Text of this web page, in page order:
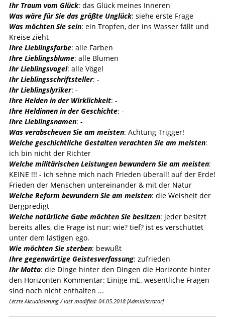
Ihr Traum vom Glück: das Glück meines Inneren
Was wäre für Sie das größte Unglück: siehe erste Frage
Was möchten Sie sein: ein Tropfen, der ins Wasser fällt und
Kreise zieht
Ihre Lieblingsfarbe: alle Farben
Ihre Lieblingsblume: alle Blumen
Ihr Lieblingsvogel: alle Vögel
Ihr Lieblingsschriftsteller: -
Ihr Lieblingslyriker: -
Ihre Helden in der Wirklichkeit: -
Ihre Heldinnen in der Geschichte: -
Ihre Lieblingsnamen: -
Was verabscheuen Sie am meisten: Achtung Trigger!
Welche geschichtliche Gestalten verachten Sie am meisten:
ich bin nicht der Richter
Welche militärischen Leistungen bewundern Sie am meisten:
KEINE !!! - ich sehne mich nach Frieden überall! auf der Erde!
Frieden der Menschen untereinander & mit der Natur
Welche Reform bewundern Sie am meisten: die Weisheit der
Bergpredigt
Welche natürliche Gabe möchten Sie besitzen: jeder besitzt
bereits alles, die Frage ist nur: wie? tief? ist es verschüttet
unter dem lästigen ego.
Wie möchten Sie sterben: bewußt
Ihre gegenwärtige Geistesverfassung: zufrieden
Ihr Motto: die Dinge hinter den Dingen die Horizonte hinter
den Horizonten Kommentar: Einige mE. wesentliche Fragen
sind noch nicht enthalten ...
Letzte Aktualisierung / last modified: 04.05.2018 [Administrator]